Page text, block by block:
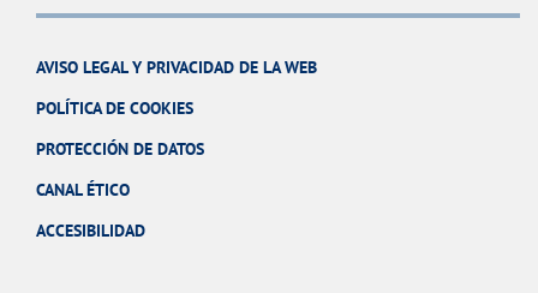
AVISO LEGAL Y PRIVACIDAD DE LA WEB
POLÍTICA DE COOKIES
PROTECCIÓN DE DATOS
CANAL ÉTICO
ACCESIBILIDAD